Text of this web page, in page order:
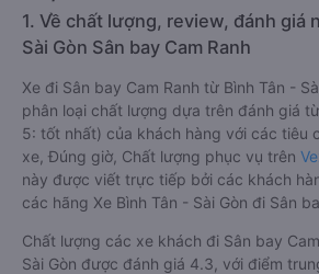
1. Về chất lượng, review, đánh giá
Sài Gòn Sân bay Cam Ranh
Xe đi Sân bay Cam Ranh từ Bình Tân -
phân loại chất lượng dựa trên đánh giá
5: tốt nhất) của khách hàng với các tiêu
xe, Đúng giờ, Chất lượng phục vụ trên
này được viết trực tiếp bởi các khách
các hãng Xe Bình Tân - Sài Gòn đi Sân
Chất lượng các xe khách đi Sân bay
Sài Gòn được đánh giá 4.3, với điểm